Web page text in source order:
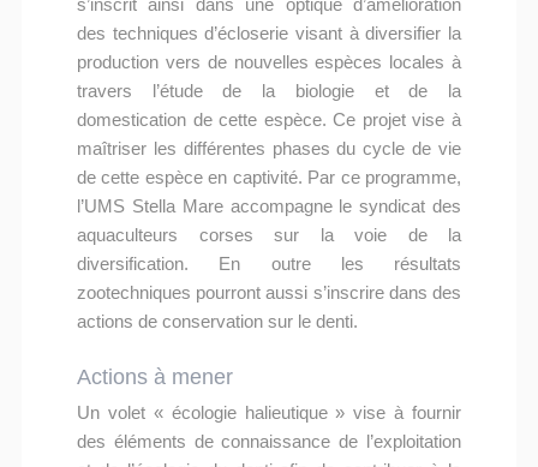
des techniques d’écloserie visant à diversifier la
production vers de nouvelles espèces locales à
travers l’étude de la biologie et de la
domestication de cette espèce. Ce projet vise à
maîtriser les différentes phases du cycle de vie
de cette espèce en captivité. Par ce programme,
l’UMS Stella Mare accompagne le syndicat des
aquaculteurs corses sur la voie de la
diversification. En outre les résultats
zootechniques pourront aussi s’inscrire dans des
actions de conservation sur le denti.
Actions à mener
Un volet « écologie halieutique » vise à fournir
des éléments de connaissance de l’exploitation